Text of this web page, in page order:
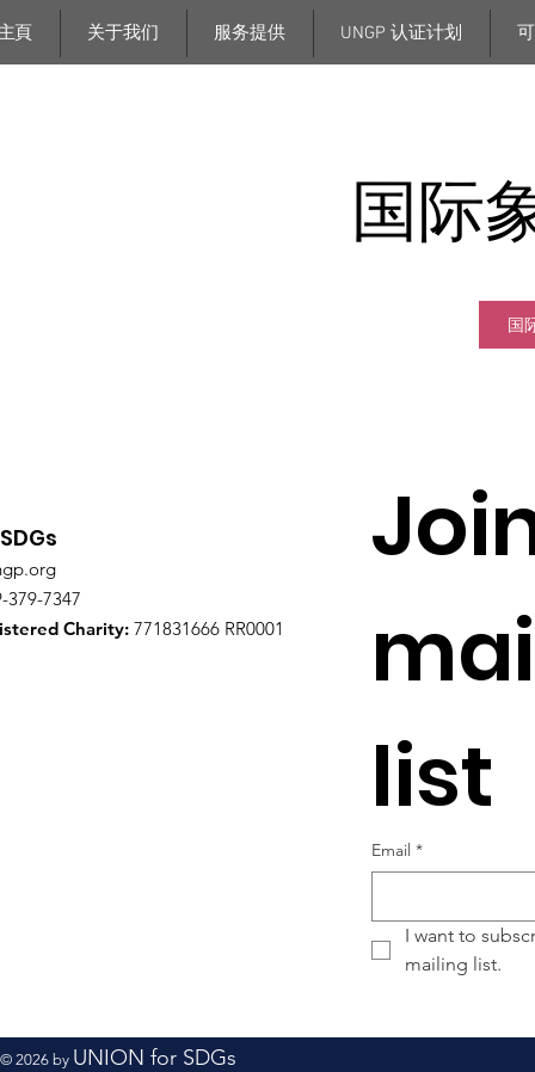
頁 关于我们 服务提供 UNGP 认证计划
国际
国
379-7347
Charity: 771831666 RR0001
list
Email *
I want to
mailing list.
© 2026 by UNION for SDGs